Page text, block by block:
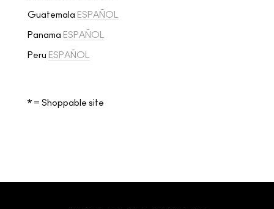
Guatemala ESPAÑOL
Panama ESPAÑOL
Peru ESPAÑOL
* = Shoppable site